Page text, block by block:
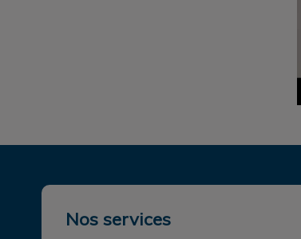
Nos services